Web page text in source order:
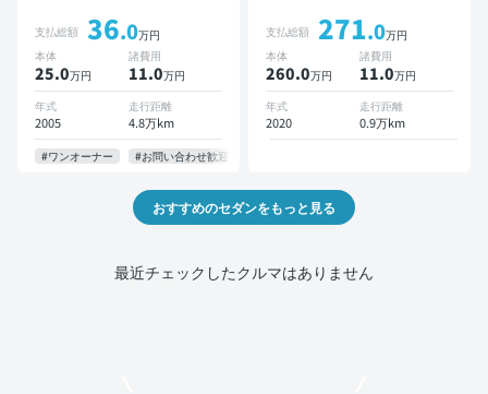
スマートキー ETC バック
モニター
支払総額 36.0万円
本体
25.0万円
諸費用
11.0万円
年式
2005
走行距離
4.8万km
#ワンオーナー #お問い合わせ歓迎
ートクルーズ スマートキー
ETC バックモニター ドラ
イブレコーダー 衝突軽減
支払総額 271.0万円
本体
260.0万円
諸費用
11.0万円
年式
2020
走行距離
0.9万km
おすすめのセダンをもっと見る
最近チェックしたクルマはありません